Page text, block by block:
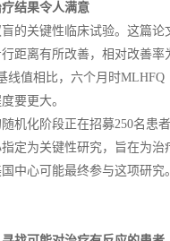
结果令人满意
的关键性临床试验。这篇
距离有所改善，相对改善
线值相比，六个月时
要更大。
机化阶段正在招募250名患
定为关键性研究，旨在为
中心可能最终参与这项研究。